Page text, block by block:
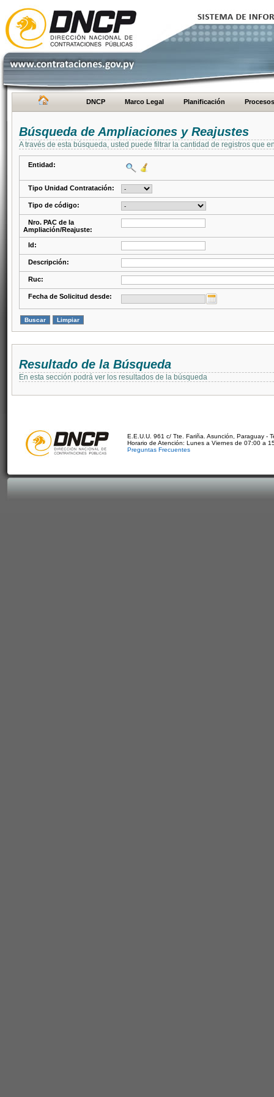
DNCP Marco Legal Planificación Procesos
Búsqueda de Ampliaciones y Reajustes
A través de esta búsqueda, usted puede filtrar la cantidad de registros que
Entidad:
Tipo Unidad Contratación:
Tipo de código:
Nro. PAC de la
Ampliación/Reajuste:
Id:
Descripción:
Ruc:
Fecha de Solicitud desde:
Resultado de la Búsqueda
En esta sección podrá ver los resultados de la búsqueda
E.E.U.U. 961 c/ Tte. Fariña. Asunción, Paraguay -
Horario de Atención: Lunes a Viernes de 07:00 a
Preguntas Frecuentes